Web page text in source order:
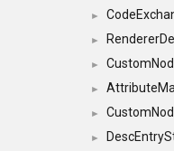
►
►
►
►
►
►